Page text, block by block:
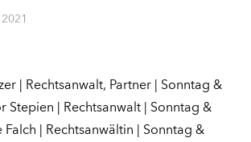
| Rechtsanwalt, Partner | Sonntag &
Stepien | Rechtsanwalt | Sonntag &
Falch | Rechtsanwältin | Sonntag &